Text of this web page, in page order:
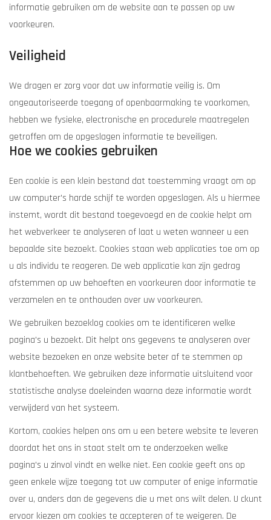
informatie gebruiken om de website aan te passen op uw
voorkeuren.
Veiligheid
We dragen er zorg voor dat uw informatie veilig is. Om
ongeautoriseerde toegang of openbaarmaking te voorkomen,
hebben we fysieke, electronische en procedurele maatregelen
getroffen om de opgeslagen informatie te beveiligen.
Hoe we cookies gebruiken
Een cookie is een klein bestand dat toestemming vraagt om op
uw computer's harde schijf te worden opgeslagen. Als u hiermee
instemt, wordt dit bestand toegevoegd en de cookie helpt om
het webverkeer te analyseren of laat u weten wanneer u een
bepaalde site bezoekt. Cookies staan web applicaties toe om op
u als individu te reageren. De web applicatie kan zijn gedrag
afstemmen op uw behoeften en voorkeuren door informatie te
verzamelen en te onthouden over uw voorkeuren.
We gebruiken bezoeklog cookies om te identificeren welke
pagina's u bezoekt. Dit helpt ons gegevens te analyseren over
website bezoeken en onze website beter af te stemmen op
klantbehoeften. We gebruiken deze informatie uitsluitend voor
statistische analyse doeleinden waarna deze informatie wordt
verwijderd van het systeem.
Kortom, cookies helpen ons om u een betere website te leveren
doordat het ons in staat stelt om te onderzoeken welke
pagina's u zinvol vindt en welke niet. Een cookie geeft ons op
geen enkele wijze toegang tot uw computer of enige informatie
over u, anders dan de gegevens die u met ons wilt delen. U ckunt
ervoor kiezen om cookies te accepteren of te weigeren. De